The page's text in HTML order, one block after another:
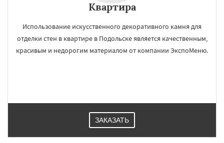
Квартира
Использование искусственного декоративного камня для
отделки стен в квартире в Подольске является качественным,
красивым и недорогим материалом от компании ЭкспоМеню.
ЗАКАЗАТЬ